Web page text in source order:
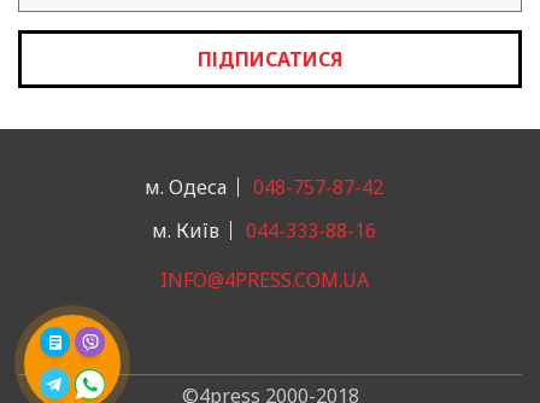
ПІДПИСАТИСЯ
м. Одеса
048-757-87-42
м. Київ
044-333-88-16
INFO@4PRESS.COM.UA
©4press 2000-2018